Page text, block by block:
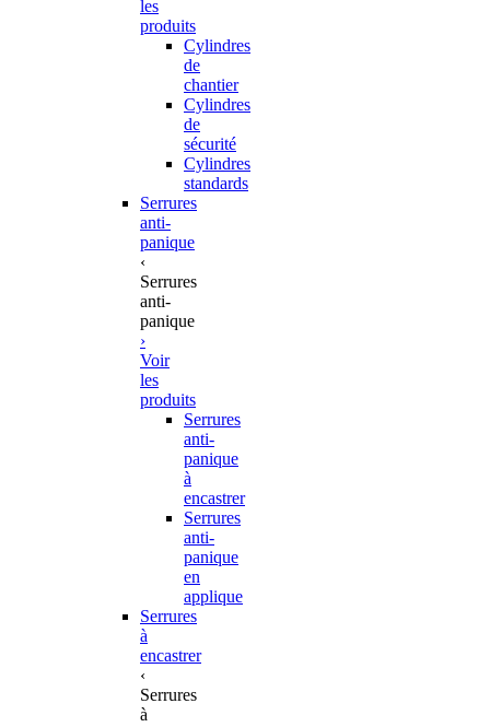
les
produits
Cylindres
de
chantier
Cylindres
de
sécurité
Cylindres
standards
Serrures
anti-
panique
‹
Serrures
anti-
panique
›
Voir
les
produits
Serrures
anti-
panique
à
encastrer
Serrures
anti-
panique
en
applique
Serrures
à
encastrer
‹
Serrures
à